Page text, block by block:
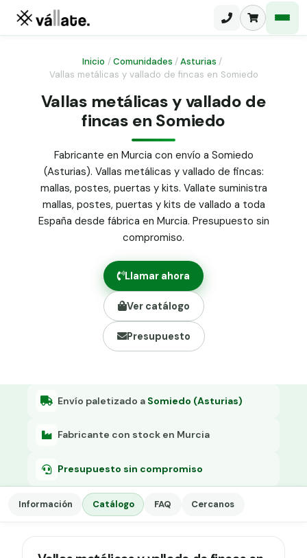
Malla ganadera
Malla simple torsión
Malla triple torsión
Panel malla H.
Puerta abatible dos hojas
Puerta acceso peatonal
Poste malla Hércules
Poste malla simple torsión
Alambre de espino galvanizado
Abrazadera PVC malla H.
Grapa malla H.
Grapadora
Tensor galvanizado
Inicio /Comunidades /Asturias /
Vallas metálicas y vallado de fincas en Somiedo
Vallas metálicas y vallado de
fincas en Somiedo
Fabricante en Murcia con envío a Somiedo
(Asturias). Vallas metálicas y vallado de fincas:
mallas, postes, puertas y kits. Vallate suministra
mallas, postes, puertas y kits de vallado a toda
España desde fábrica en Murcia. Presupuesto sin
compromiso.
Llamar ahora
Ver catálogo
Presupuesto
Envío paletizado a Somiedo (Asturias)
Fabricante con stock en Murcia
Presupuesto sin compromiso
Información Catálogo FAQ Cercanos